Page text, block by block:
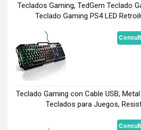
Teclados Gaming, TedGem Teclado
Teclado Gaming PS4 LED
Teclado Gaming con Cable USB,
Teclados para Juegos,